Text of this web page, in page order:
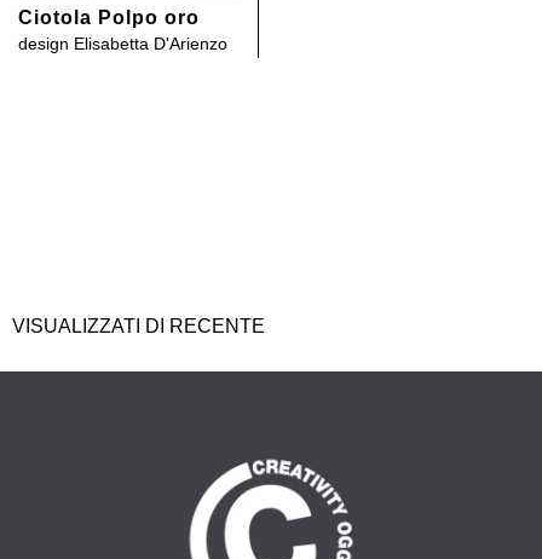
Ciotola Polpo oro
design Elisabetta D'Arienzo
VISUALIZZATI DI RECENTE